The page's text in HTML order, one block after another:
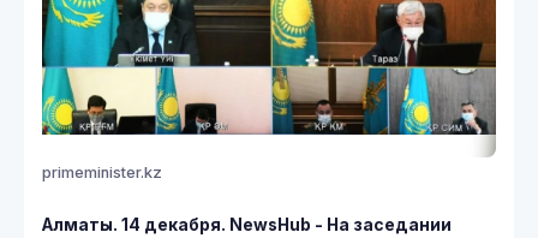
primeminister.kz
Алматы. 14 декабря. NewsHub - На заседании